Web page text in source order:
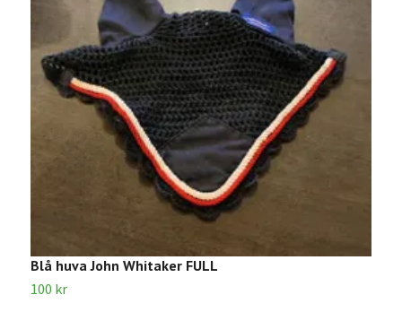
Blå huva John Whitaker FULL
100 kr